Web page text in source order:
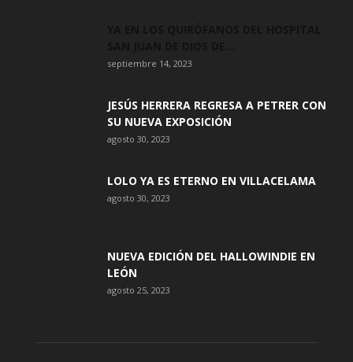
septiembre 14, 2023
JESÚS HERRERA REGRESA A PETRER CON
SU NUEVA EXPOSICIÓN
agosto 30, 2023
LOLO YA ES ETERNO EN VILLACELAMA
agosto 30, 2023
NUEVA EDICIÓN DEL HALLOWINDIE EN
LEÓN
agosto 25, 2023